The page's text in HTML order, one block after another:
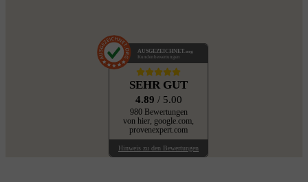
AUSGEZEICHNET .org
Kundenbewertungen
SEHR GUT
4.89 / 5.00
980 Bewertungen
von hier, google.com,
provenexpert.com
Hinweis zu den Bewertungen